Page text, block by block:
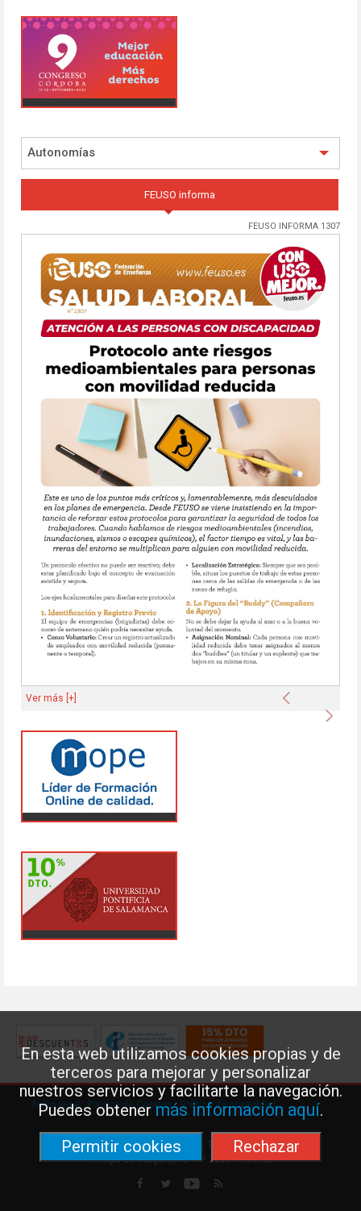
En esta web utilizamos cookies propias y de
terceros para mejorar y personalizar
nuestros servicios y facilitarte la navegación.
Puedes obtenermás información aquí.
Permitir cookies
Rechazar
Autonomías
FEUSO informa
FEUSO INFORMA 1307
Anterior
Ver más [+]
Aviso legal·Política de Cookies·Política de privacidad
Federación de Enseñanza de USO · Teléfono: 91 577 41 13 ·
Príncipe de Vergara, 13 · 7º 28001 MADRID